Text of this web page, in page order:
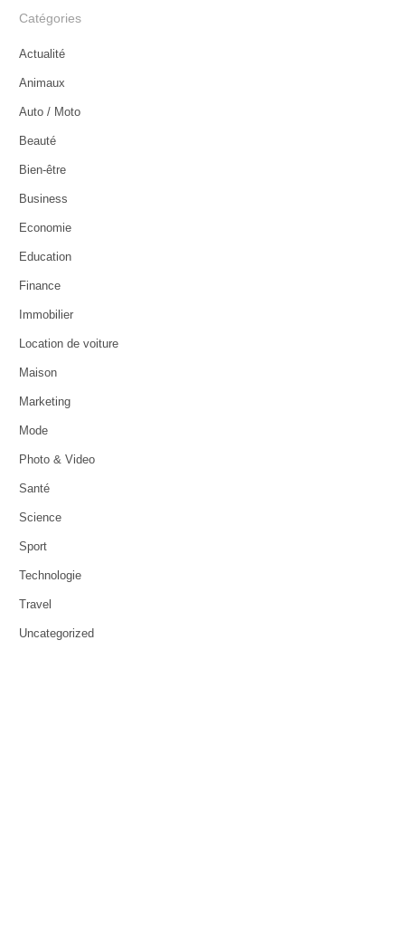
Catégories
Actualité
Animaux
Auto / Moto
Beauté
Bien-être
Business
Economie
Education
Finance
Immobilier
Location de voiture
Maison
Marketing
Mode
Photo & Video
Santé
Science
Sport
Technologie
Travel
Uncategorized